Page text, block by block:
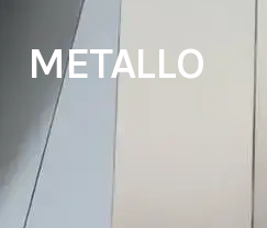
METALLO